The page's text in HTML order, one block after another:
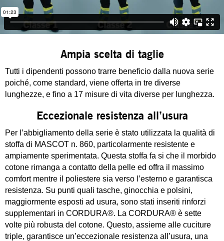
Ampia scelta di taglie
Tutti i dipendenti possono trarre beneficio dalla nuova serie
poiché, come standard, viene offerta in tre diverse
lunghezze, e fino a 17 misure di vita diverse per lunghezza.
Eccezionale resistenza all’usura
Per l’abbigliamento della serie è stato utilizzata la qualità di
stoffa di MASCOT n. 860, particolarmente resistente e
ampiamente sperimentata. Questa stoffa fa si che il morbido
cotone rimanga a contatto della pelle ed offra il massimo
comfort mentre il poliestere sia verso l’esterno e garantisca
resistenza. Su punti quali tasche, ginocchia e polsini,
maggiormente esposti ad usura, sono stati inseriti rinforzi
supplementari in CORDURA®. La CORDURA® è sette
volte più robusta del cotone. Questo, assieme alle cuciture
triple, garantisce un’eccezionale resistenza all’usura, una